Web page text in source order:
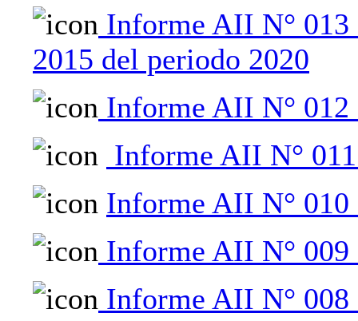
Informe AII N°
2015 del periodo 2020
Informe AII N° 012
Informe AII N°
Informe AII N° 010
Informe AII N° 009
Informe AII N° 008